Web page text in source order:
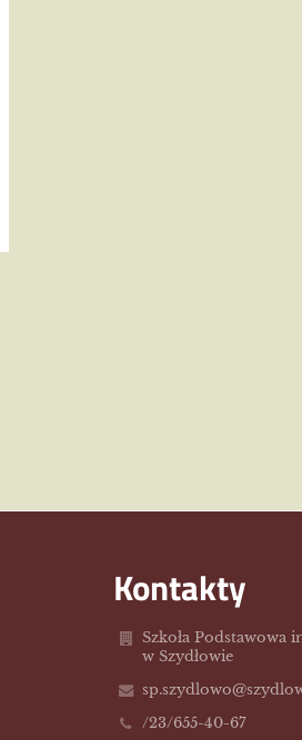
Kontakty
Szkoła Podstawowa
w Szydłowie
/23/655-40-67